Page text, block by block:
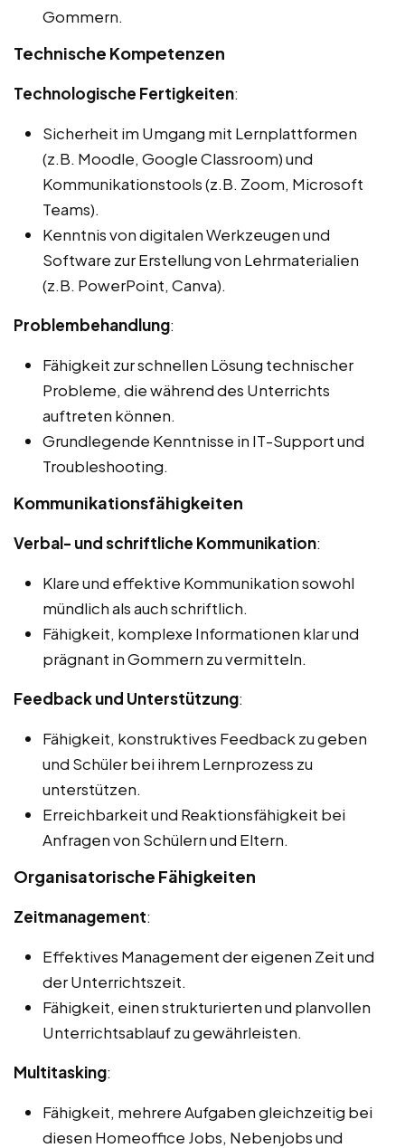
Gommern.
Technische Kompetenzen
Technologische Fertigkeiten:
Sicherheit im Umgang mit Lernplattformen
(z.B. Moodle, Google Classroom) und
Kommunikationstools (z.B. Zoom, Microsoft
Teams).
Kenntnis von digitalen Werkzeugen und
Software zur Erstellung von Lehrmaterialien
(z.B. PowerPoint, Canva).
Problembehandlung:
Fähigkeit zur schnellen Lösung technischer
Probleme, die während des Unterrichts
auftreten können.
Grundlegende Kenntnisse in IT-Support und
Troubleshooting.
Kommunikationsfähigkeiten
Verbal- und schriftliche Kommunikation:
Klare und effektive Kommunikation sowohl
mündlich als auch schriftlich.
Fähigkeit, komplexe Informationen klar und
prägnant in Gommern zu vermitteln.
Feedback und Unterstützung:
Fähigkeit, konstruktives Feedback zu geben
und Schüler bei ihrem Lernprozess zu
unterstützen.
Erreichbarkeit und Reaktionsfähigkeit bei
Anfragen von Schülern und Eltern.
Organisatorische Fähigkeiten
Zeitmanagement:
Effektives Management der eigenen Zeit und
der Unterrichtszeit.
Fähigkeit, einen strukturierten und planvollen
Unterrichtsablauf zu gewährleisten.
Multitasking:
Fähigkeit, mehrere Aufgaben gleichzeitig bei
diesen Homeoffice Jobs, Nebenjobs und